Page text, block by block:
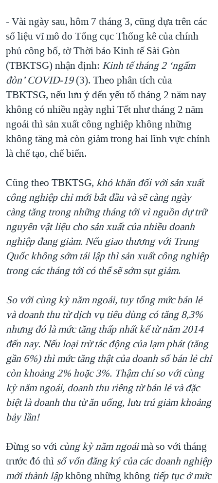
- Vài ngày sau, hôm 7 tháng 3, cũng dựa trên các
số liệu vĩ mô do Tổng cục Thống kê của chính
phủ công bố, tờ Thời báo Kinh tế Sài Gòn
(TBKTSG) nhận định: Kinh tế tháng 2 ‘ngấm
đòn’ COVID-19(3). Theo phân tích của
TBKTSG, nếu lưu ý đến yếu tố tháng 2 năm nay
không có nhiều ngày nghỉ Tết như tháng 2 năm
ngoái thì sản xuất công nghiệp không những
không tăng mà còn giảm trong hai lĩnh vực chính
là chế tạo, chế biến.
Cũng theo TBKTSG, khó khăn đối với sản xuất
công nghiệp chỉ mới bắt đầu và sẽ càng ngày
càng tăng trong những tháng tới vì nguồn dự trữ
nguyên vật liệu cho sản xuất của nhiều doanh
nghiệp đang giảm. Nếu giao thương với Trung
Quốc không sớm tái lập thì sản xuất công nghiệp
trong các tháng tới có thể sẽ sớm sụt giảm.
So với cùng kỳ năm ngoái, tuy tổng mức bán lẻ
và doanh thu từ dịch vụ tiêu dùng có tăng 8,3%
nhưng đó là mức tăng thấp nhất kể từ năm 2014
đến nay. Nếu loại trừ tác động của lạm phát (tăng
gần 6%) thì mức tăng thật của doanh số bán lẻ chỉ
còn khoảng 2% hoặc 3%. Thậm chí so với cùng
kỳ năm ngoái, doanh thu riêng từ bán lẻ và đặc
biệt là doanh thu từ ăn uống, lưu trú giảm khoảng
bảy lần!
Đừng so với cùng kỳ năm ngoáimà so với tháng
trước đó thì số vốn đăng ký của các doanh nghiệp
mới thành lậpkhông những không tiếp tục ở mức